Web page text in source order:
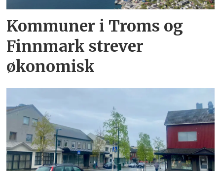
Kommuner i Troms og
Finnmark strever
økonomisk